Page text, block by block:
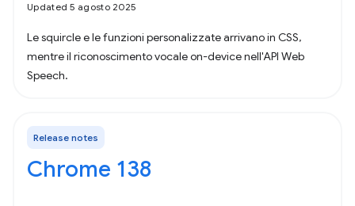
Updated 5 agosto 2025
Le squircle e le funzioni personalizzate arrivano in CSS,
mentre il riconoscimento vocale on-device nell'API Web
Speech.
Release notes
Chrome 138